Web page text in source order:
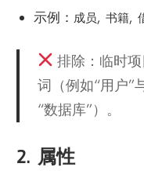
示例： 成员, 书籍,
排除：临时
词（例如“用户”
“数据库”）。
2. 属性